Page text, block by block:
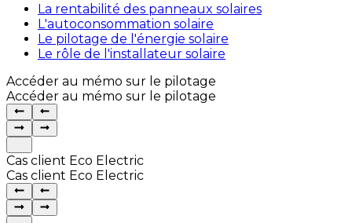
La rentabilité des panneaux solaires
L'autoconsommation solaire
Le pilotage de l'énergie solaire
Le rôle de l'installateur solaire
Accéder au mémo sur le pilotage
Accéder au mémo sur le pilotage
Cas client Eco Electric
Cas client Eco Electric